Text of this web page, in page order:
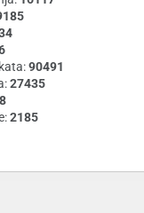
90491
27435
2185